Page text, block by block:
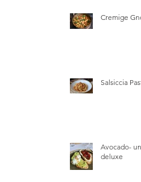
Cremige
Salsiccia
Avocado-
deluxe